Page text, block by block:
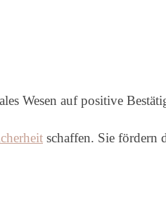
Wesen auf positive
schaffen. Sie fördern